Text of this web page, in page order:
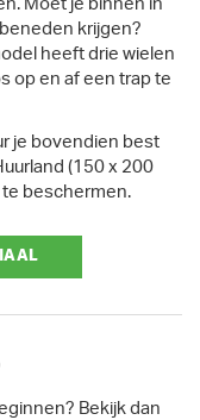
Moet je binnen in
krijgen?
heeft drie wielen
op en af een trap te
je bovendien best
(150 x 200
te beschermen.
Bekijk dan